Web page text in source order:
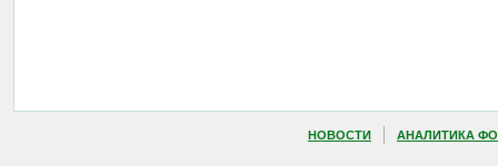
НОВОСТИ АНАЛИТИКА